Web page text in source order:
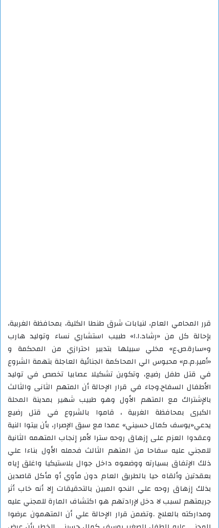
قرر المحامي العام، لنيابات شرق طنطا الكلية، بمحافظة الغربية،
بإحالة كل من «رشاد.ا.ا» طبيب استشاري نساء وتوليد هارب
و«سارة.ص.ع» مخلي سبيلها بتدبير احترازي من المحكمة و
«أمير.م.م» محبوس الي المحاكمة الجنائية العاجلة بتهمة الشروع
في قتل طفل رضيع، وتكوين تشكيلا عصابيا تخصص في توليد
الأطفال السفاح.وجاء في قرار الإحالة أن المتهم الثانى والثالث
بالإشتراك مع المتهم الأول وهو طبيب شهير بمدينة المحلة
الكبرى بمحافظة الغربية ، قاموا بالشروع في قتل رضيع
يدعي«يوسف كمال حسيني» عمدا مع سبق الإصرار، بأن بيتوا النية
وعقدوا العزم على إزهاق روحه سترا لأمر إنجاب المتهمه الثانية
للمجني عليه سفاحا من المتهم الثالث فحمله الأول بناءا علي
ذلك الإتفاق بسيارته ووضعوه داخل جوال بلاستيكيا واغلق إياه
بعقدتين وألقاه حيا بالطريق العام دون مأوي أو مأكل قاصدين
بذلك إزهاق روحه علي النحو المبين بالتحقيقات إلا أنه خاب أثر
جريمتهم لسبب لا دخل لإرادتهم هو اكتشاف المارة للمجني عليه
ومداركته بالعلاج .وتضمن قرار الإحالة علي أن المتهمون عرضوا